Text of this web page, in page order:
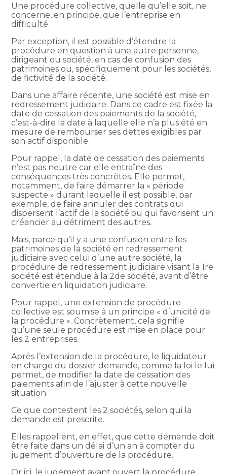
Une procédure collective, quelle qu’elle soit, ne
concerne, en principe, que l’entreprise en
difficulté.
Par exception, il est possible d’étendre la
procédure en question à une autre personne,
dirigeant ou société, en cas de confusion des
patrimoines ou, spécifiquement pour les sociétés,
de fictivité de la société.
Dans une affaire récente, une société est mise en
redressement judiciaire. Dans ce cadre est fixée la
date de cessation des paiements de la société,
c’est-à-dire la date à laquelle elle n’a plus été en
mesure de rembourser ses dettes exigibles par
son actif disponible.
Pour rappel, la date de cessation des paiements
n’est pas neutre car elle entraîne des
conséquences très concrètes. Elle permet,
notamment, de faire démarrer la « période
suspecte » durant laquelle il est possible, par
exemple, de faire annuler des contrats qui
dispersent l’actif de la société ou qui favorisent un
créancier au détriment des autres.
Mais, parce qu’il y a une confusion entre les
patrimoines de la société en redressement
judiciaire avec celui d’une autre société, la
procédure de redressement judiciaire visant la 1re
société est étendue à la 2de société, avant d’être
convertie en liquidation judiciaire.
Pour rappel, une extension de procédure
collective est soumise à un principe « d’unicité de
la procédure ». Concrètement, cela signifie
qu’une seule procédure est mise en place pour
les 2 entreprises.
Après l’extension de la procédure, le liquidateur
en charge du dossier demande, comme la loi le lui
permet, de modifier la date de cessation des
paiements afin de l’ajuster à cette nouvelle
situation.
Ce que contestent les 2 sociétés, selon qui la
demande est prescrite.
Elles rappellent, en effet, que cette demande doit
être faite dans un délai d’un an à compter du
jugement d’ouverture de la procédure.
Or ici, le jugement ayant ouvert la procédure